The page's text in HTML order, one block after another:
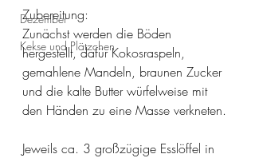
Dezember
Kekse und Plätzchen
Zubereitung:
Zunächst werden die Böden
hergestellt, dafür Kokosraspeln,
gemahlene Mandeln, braunen Zucker
und die kalte Butter würfelweise mit
den Händen zu eine Masse verkneten.
Jeweils ca. 3 großzügige Esslöffel in